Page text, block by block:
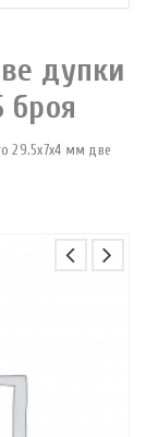
дупки
броя
29.5x7x4 мм две